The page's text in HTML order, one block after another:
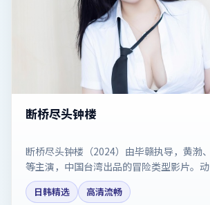
断桥尽头钟楼
断桥尽头钟楼（2024）由毕赣执导，黄渤
等主演，中国台湾出品的冒险类型影片。
比例拿捏得当。剧情简介与主创信息可供检
期以片方资料为准。
日韩精选
高清流畅